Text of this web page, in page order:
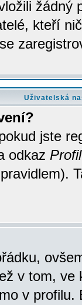
žádný
kteří
Uživatelská
jste
odkaz Profil
v tom,
v